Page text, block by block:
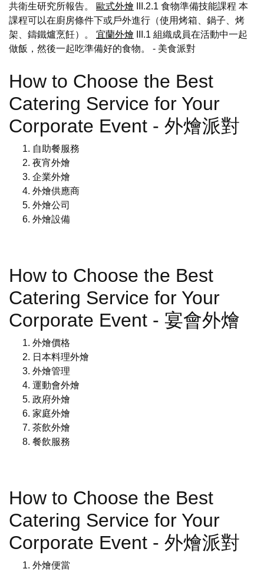
共衛生研究所報告。
歐式外燴 III.2.1 食物準備技能課程 本
課程可以在廚房條件下或戶外進行（使用烤箱、鍋子、烤
架、鑄鐵爐烹飪）。 宜蘭外燴 III.1 組織成員在活動中一起
做飯，然後一起吃準備好的食物。 - 美食派對
How to Choose the Best
Catering Service for Your
Corporate Event - 外燴派對
自助餐服務
夜宵外燴
企業外燴
外燴供應商
外燴公司
外燴設備
How to Choose the Best
Catering Service for Your
Corporate Event - 宴會外燴
外燴價格
日本料理外燴
外燴管理
運動會外燴
政府外燴
家庭外燴
茶飲外燴
餐飲服務
How to Choose the Best
Catering Service for Your
Corporate Event - 外燴派對
外燴便當